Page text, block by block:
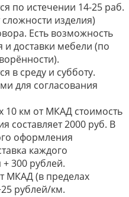
по истечении 14-25 раб.
изделия)
Есть возможность
и доставки мебели (по
в среду и субботу.
для согласования
10 км от МКАД стоимость
составляет 2000 руб. В
оформления
каждого
300 рублей.
МКАД (в пределах
рублей/км.